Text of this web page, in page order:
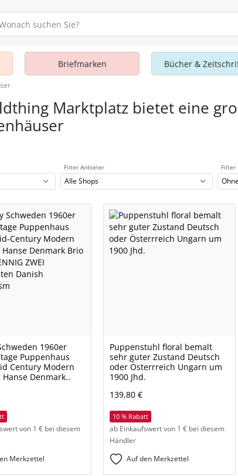
Briefmarken Bücher &
Marktplatz bietet eine
Filter Anbieter
Alle Shops
Filter
1960er
Puppenhaus
Century Modern
Hanse Denmark..
von 1 € bei diesem
Merkzettel
Puppenstuhl floral bemalt
sehr guter Zustand Deutsch
oder Österrreich Ungarn um
1900 Jhd.
139,80 €
10 % Rabatt
ab Einkaufswert von 1 € bei diesem
Händler
Auf den Merkzettel